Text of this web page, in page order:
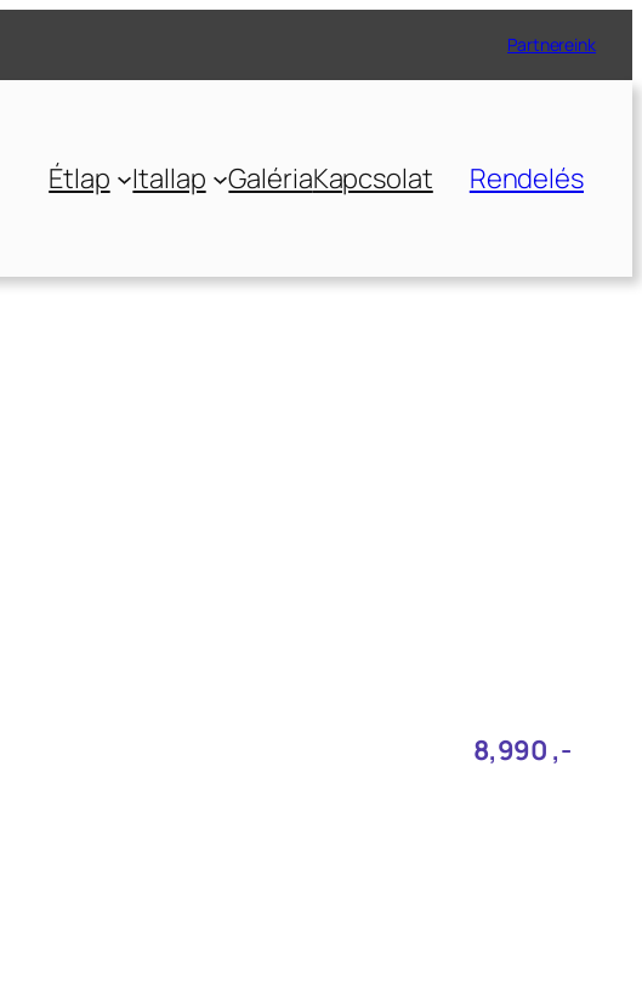
Partnereink
Étlap Itallap GalériaKapcsolat Rendelés
8,990‎ ,-